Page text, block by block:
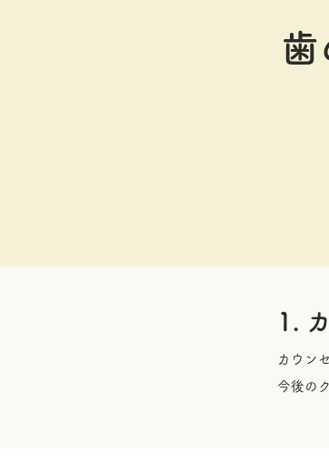
歯
1.
カウン
今後の